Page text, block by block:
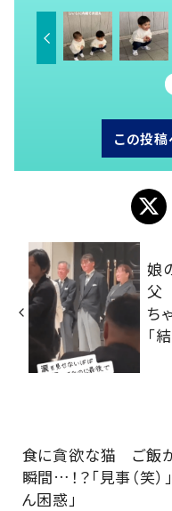
この投稿
娘
父
ち
「
食に貪欲な猫 ご飯
瞬間…！？「見事（笑）
ん困惑」